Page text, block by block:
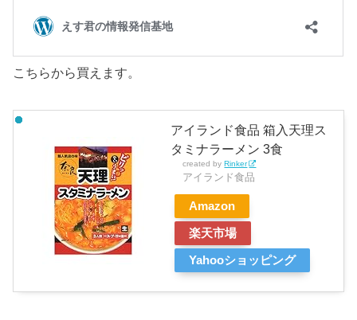
こちらから買えます。
アイランド食品 箱入天理ス
タミナラーメン 3食
created byRinker
アイランド食品
Amazon
楽天市場
Yahooショッピング